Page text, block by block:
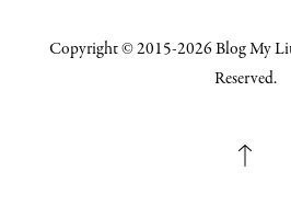
Copyright © 2015-2026 Blog My
Reserved.